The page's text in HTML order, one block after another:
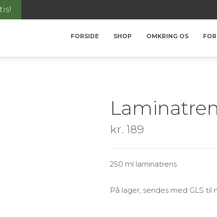
FORSIDE SHOP OMKRING OS
kr. 189
250 ml laminatrens
På lager, sendes med GLS